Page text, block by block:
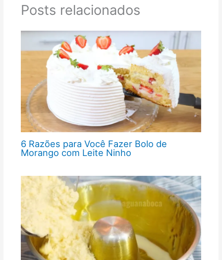
Posts relacionados
6 Razões para Você Fazer Bolo de
Morango com Leite Ninho